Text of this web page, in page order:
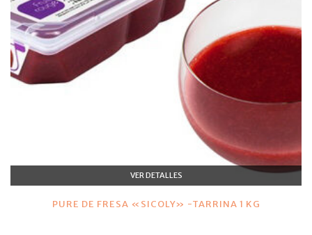
VER DETALLES
PURE DE FRESA «SICOLY» -TARRINA 1 KG